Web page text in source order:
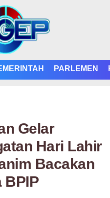
PARLEMEN
Gelar
Hari Lahir
Bacakan
BPIP